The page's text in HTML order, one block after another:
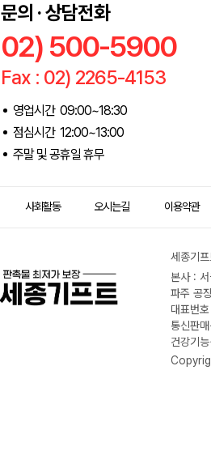
문의 · 상담전화
02) 500-5900
Fax : 02) 2265-4153
영업시간 09:00~18:30
점심시간 12:00~13:00
주말 및 공휴일 휴무
사회활동 오시는길 이용약관
세종기
본사 :
파주 공
대표번
통신판
건강기